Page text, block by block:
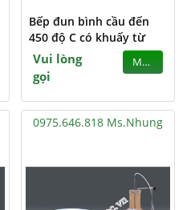
Bếp đun bình cầu đến
450 độ C có khuấy từ
Vui lòng
gọi
MUA
0975.646.818 Ms.Nhung